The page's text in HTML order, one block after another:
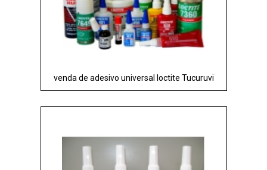
venda de adesivo universal loctite Tucuruvi